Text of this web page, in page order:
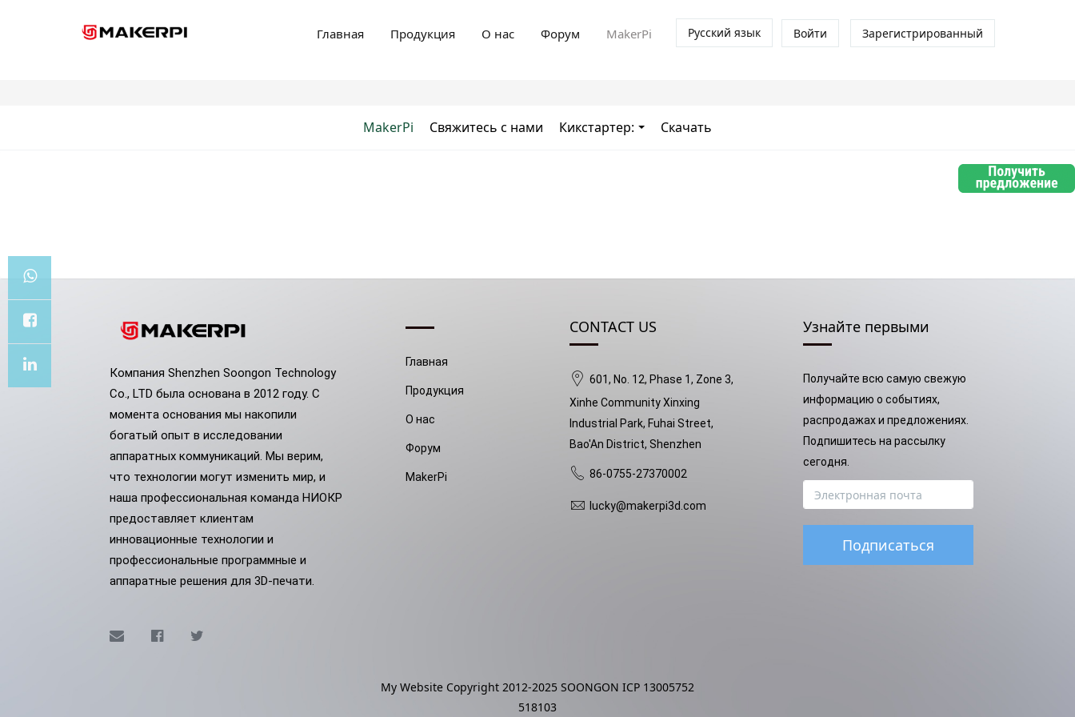
Войти Зарегистрированный
Главная Продукция О нас Форум MakerPi Русский язык
MakerPi Свяжитесь с нами Кикстартер: Скачать
Компания Shenzhen Soongon Technology
Co., LTD была основана в 2012 году. С
момента основания мы накопили
богатый опыт в исследовании
аппаратных коммуникаций. Мы верим,
что технологии могут изменить мир, и
наша профессиональная команда НИОКР
предоставляет клиентам
инновационные технологии и
профессиональные программные и
аппаратные решения для 3D-печати.
Главная
Продукция
О нас
Форум
MakerPi
CONTACT US
601, No. 12, Phase 1, Zone 3,
Xinhe Community Xinxing
Industrial Park, Fuhai Street,
Bao'An District, Shenzhen
86-0755-27370002
lucky@makerpi3d.com
Узнайте первыми
Получайте всю самую свежую
информацию о событиях,
распродажах и предложениях.
Подпишитесь на рассылку
сегодня.
Подписаться
My Website Copyright 2012-2025 SOONGON ICP 13005752
518103
Chris
Xu
MakerPi